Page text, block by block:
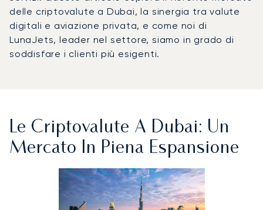
delle criptovalute a Dubai, la sinergia tra valute
digitali e aviazione privata, e come noi di
LunaJets, leader nel settore, siamo in grado di
soddisfare i clienti più esigenti.
Le Criptovalute A Dubai: Un
Mercato In Piena Espansione